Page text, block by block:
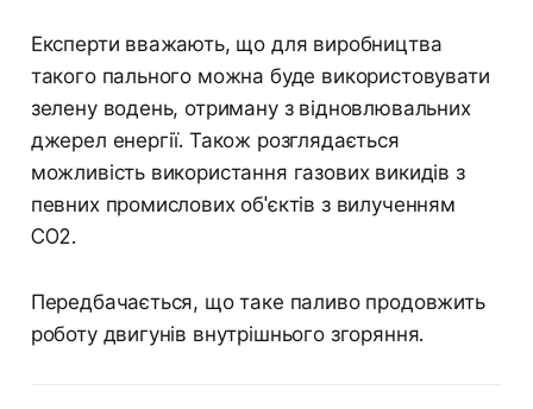
Експерти вважають, що для виробництва
такого пального можна буде використовувати
зелену водень, отриману з відновлювальних
джерел енергії. Також розглядається
можливість використання газових викидів з
певних промислових об'єктів з вилученням
CO2.
Передбачається, що таке паливо продовжить
роботу двигунів внутрішнього згоряння.